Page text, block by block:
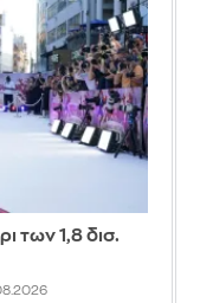
των 1,8 δισ.